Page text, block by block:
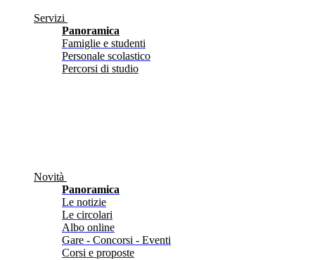
Servizi
Panoramica
Famiglie e studenti
Personale scolastico
Percorsi di studio
Novità
Panoramica
Le notizie
Le circolari
Albo online
Gare - Concorsi - Eventi
Corsi e proposte